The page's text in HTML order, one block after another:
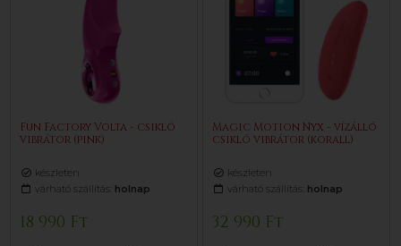
Fun Factory Volta - csikló
vibrátor (pink)
készleten
várható szállítás: holnap
18 990 Ft
Magic Motion Nyx - vízálló
csikló vibrátor (korall)
készleten
várható szállítás: holnap
32 990 Ft